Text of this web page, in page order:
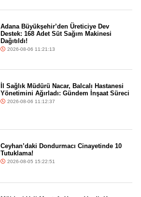
Adana Büyükşehir’den Üreticiye Dev
Destek: 168 Adet Süt Sağım Makinesi
Dağıtıldı!
2026-08-06 11:21:13
İl Sağlık Müdürü Nacar, Balcalı Hastanesi
Yönetimini Ağırladı: Gündem İnşaat Süreci
2026-08-06 11:12:37
Ceyhan’daki Dondurmacı Cinayetinde 10
Tutuklama!
2026-08-05 15:22:51